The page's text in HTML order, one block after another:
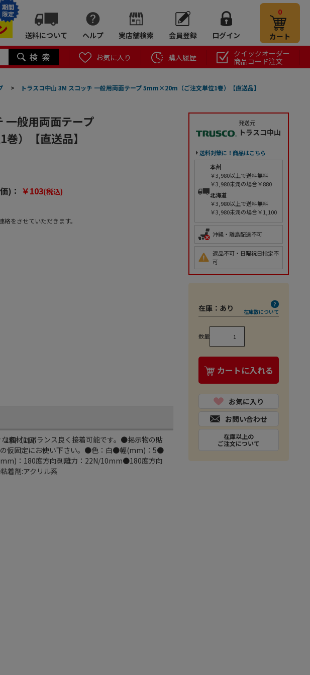
期間
限定
送料について ヘルプ 実店舗検索 会員登録 ログイン
0
カート
お気に入り 購入履歴
クイックオーダー
商品コード注文
> トラスコ中山 3M スコッチ 一般用両面テープ 5mm×20m（ご注文単位1巻）【直送品】
一般用両面テープ
）【直送品】
)： ￥103(税込)
をさせていただきます。
素材にバランス良く接着可能です。●掲示物の貼
の仮固定にお使い下さい。●色：白●幅(mm)：5●
：180度方向剥離力：22N/10mm●180度方向
着剤:アクリル系
1個（1個）
発送元
トラスコ中山
送料対策に！商品はこちら
本州
￥3,980以上で送料無料
￥3,980未満の場合￥880
北海道
￥3,980以上で送料無料
￥3,980未満の場合￥1,100
沖縄・離島配送不可
返品不可・日曜祝日指定不
可
在庫： あり 在庫数について
数量
カートに入れる
お気に入り
お問い合わせ
在庫以上の
ご注文について